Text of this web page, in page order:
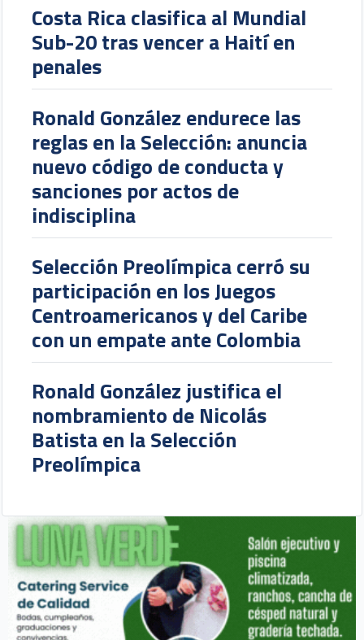
Costa Rica clasifica al Mundial
Sub-20 tras vencer a Haití en
penales
Ronald González endurece las
reglas en la Selección: anuncia
nuevo código de conducta y
sanciones por actos de
indisciplina
Selección Preolímpica cerró su
participación en los Juegos
Centroamericanos y del Caribe
con un empate ante Colombia
Ronald González justifica el
nombramiento de Nicolás
Batista en la Selección
Preolímpica